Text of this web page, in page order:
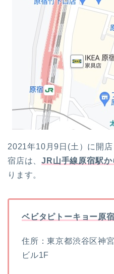
2021年10月9日(土）に開
宿店は、JR山手線原宿駅
ります。
ベビタピトーキョー原
住所：東京都渋谷区神
ビル1F